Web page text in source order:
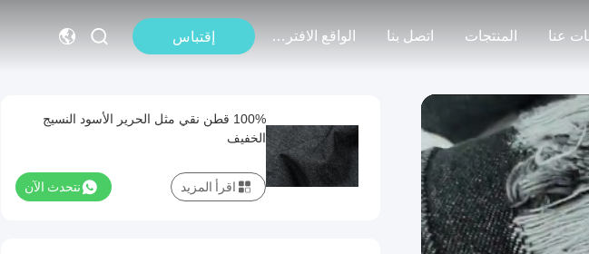
عنا المنتجات اتصل بنا الواقع الافتراضي إقتباس
100% قطن نقي مثل الحرير الأسود النسيج
الخفيف
نتحدث الآن اقرأ المزيد